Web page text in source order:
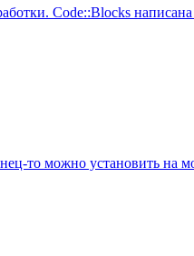
Code::Blocks
то можно установить на